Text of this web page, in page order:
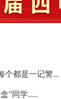
个都是一记警...
”同学.....